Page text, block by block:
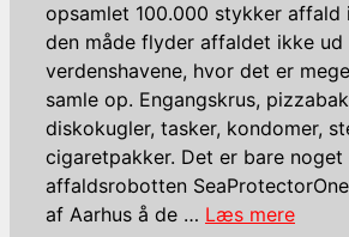
opsamlet 100.000 stykker affald
den måde flyder affaldet ikke ud
verdenshavene, hvor det er
samle op. Engangskrus,
diskokugler, tasker, kondomer,
cigaretpakker. Det er bare noget
affaldsrobotten
af Aarhus å de … Læs mere